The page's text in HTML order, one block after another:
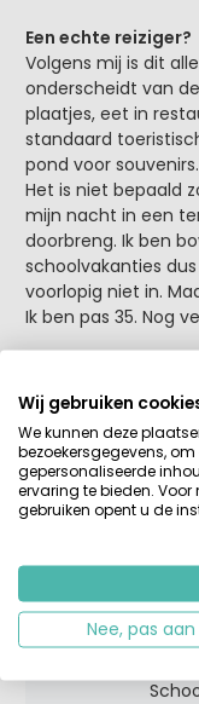
Een echte reiziger?
Volgens mij is dit
onderscheidt van
plaatjes, eet in
standaard
pond voor
Het is niet bepaald
mijn nacht in een
doorbreng. Ik ben
schoolvakanties
voorlopig niet in.
Ik ben pas 35. Nog
Tags: beleving
Wij gebruiken
We kunnen deze
bezoekersgegevens, om
gepersonaliseerde
ervaring te bieden.
gebruiken opent u de
Nee, pas aan